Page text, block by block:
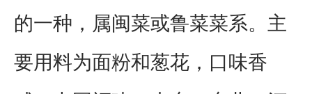
的一种，属闽菜或鲁菜菜系。主
要用料为面粉和葱花，口味香